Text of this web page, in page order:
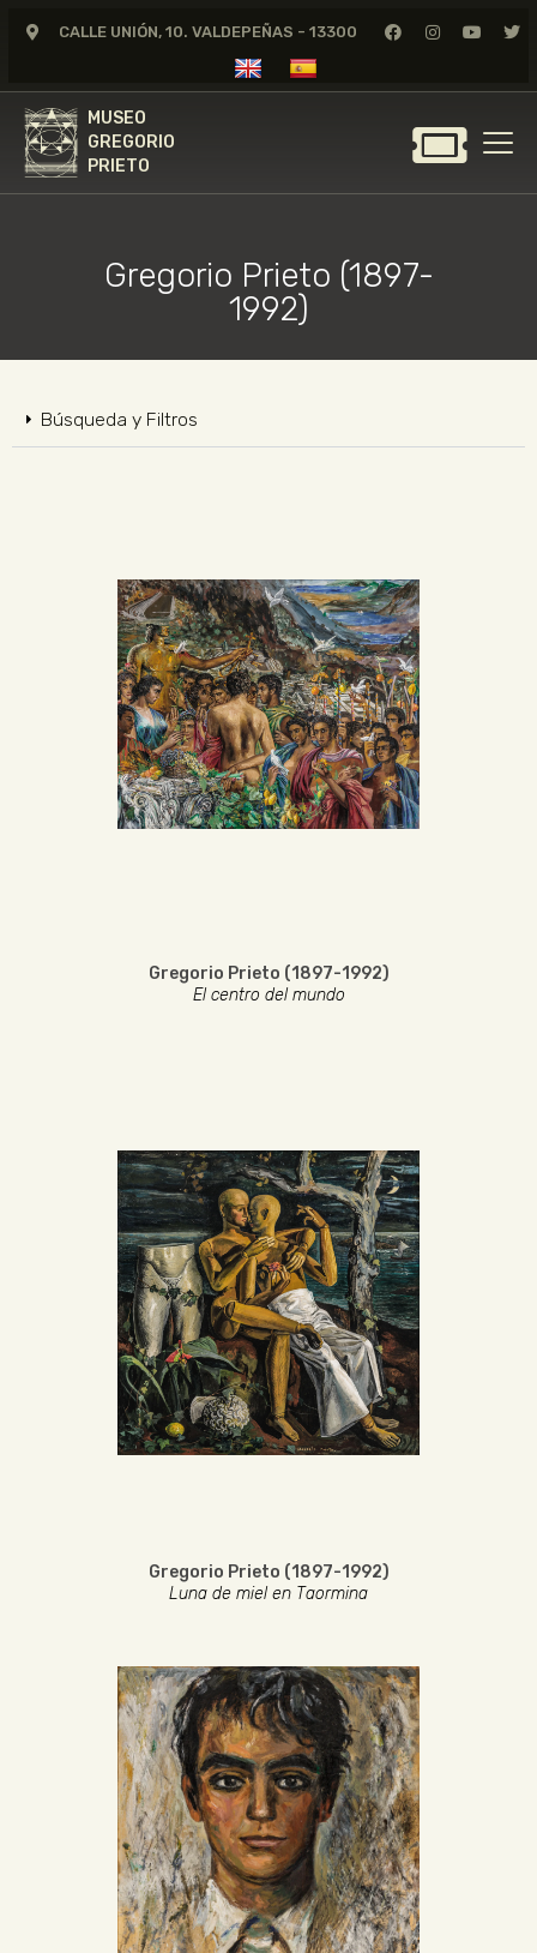
CALLE UNIÓN, 10. VALDEPEÑAS - 13300
MUSEO
GREGORIO
PRIETO
MUSEO
GREGORIO
GREGORIO PRIETO
ARCHIVO
CERTAMEN DE DIBUJO
NOTICIAS
Gregorio Prieto (1897-
1992)
Búsqueda y Filtros
Gregorio Prieto (1897-1992)
El centro del mundo
Gregorio Prieto (1897-1992)
Luna de miel en Taormina